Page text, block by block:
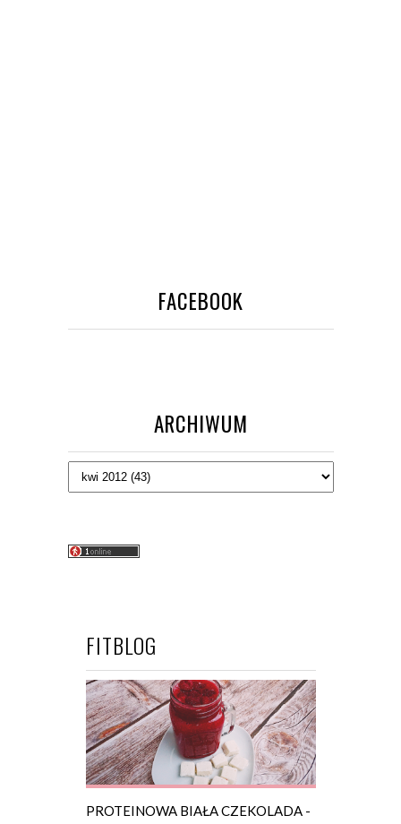
FACEBOOK
ARCHIWUM
FITBLOG
PROTEINOWA BIAŁA CZEKOLADA -